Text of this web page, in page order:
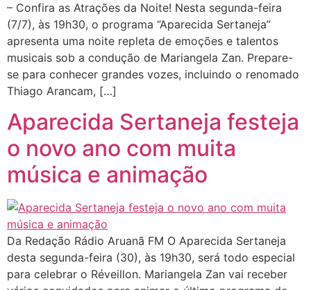
– Confira as Atrações da Noite! Nesta segunda-feira
(7/7), às 19h30, o programa “Aparecida Sertaneja”
apresenta uma noite repleta de emoções e talentos
musicais sob a condução de Mariangela Zan. Prepare-
se para conhecer grandes vozes, incluindo o renomado
Thiago Arancam, […]
Aparecida Sertaneja festeja
o novo ano com muita
música e animação
Da Redação Rádio Aruanã FM O Aparecida Sertaneja
desta segunda-feira (30), às 19h30, será todo especial
para celebrar o Réveillon. Mariangela Zan vai receber